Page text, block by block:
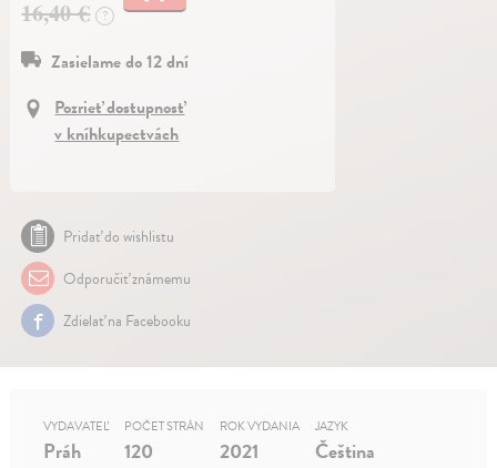
16,40 € ?
Zasielame do 12 dní
Pozrieť dostupnosť
v kníhkupectvách
Pridať do wishlistu
Odporučiť známemu
Zdielať na Facebooku
VYDAVATEĽ
Práh
POČET STRÁN
120
ROK VYDANIA
2021
JAZYK
Čeština